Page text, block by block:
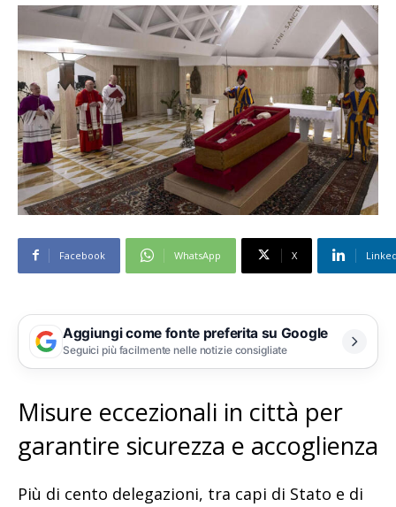
Facebook WhatsApp X
Aggiungi come fonte preferita su Google
Seguici più facilmente nelle notizie consigliate
Misure eccezionali in città per
garantire sicurezza e accoglienza
Più di cento delegazioni, tra capi di Stato e di